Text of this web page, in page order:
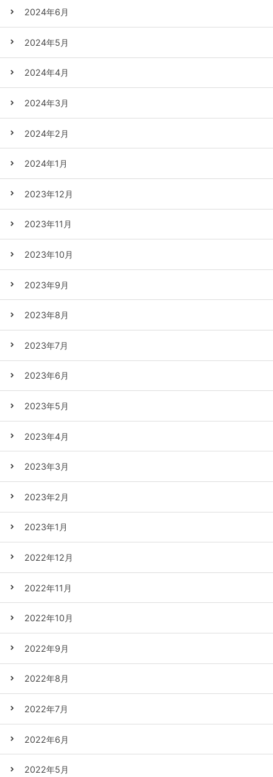
2024年6月
2024年5月
2024年4月
2024年3月
2024年2月
2024年1月
2023年12月
2023年11月
2023年10月
2023年9月
2023年8月
2023年7月
2023年6月
2023年5月
2023年4月
2023年3月
2023年2月
2023年1月
2022年12月
2022年11月
2022年10月
2022年9月
2022年8月
2022年7月
2022年6月
2022年5月